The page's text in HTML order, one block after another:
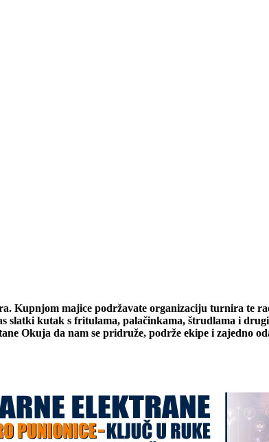
Kupnjom majice podržavate organizaciju turnira te
slatki kutak s fritulama, palačinkama, štrudlama i
Okuja da nam se pridruže, podrže ekipe i zajedno